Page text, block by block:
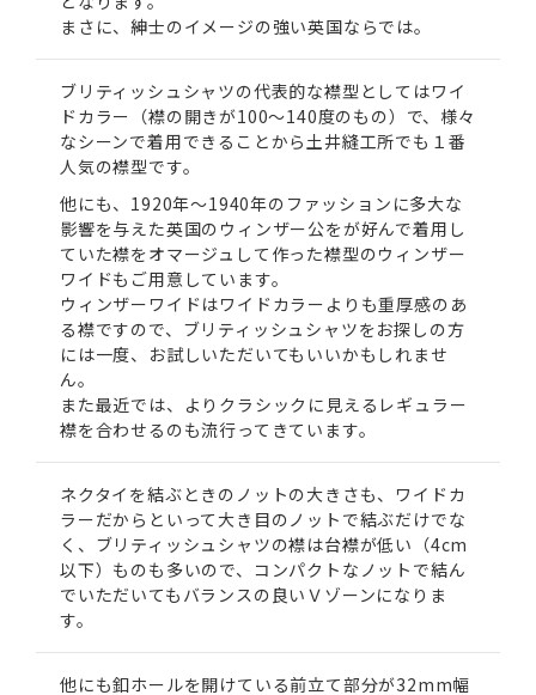
まさに、紳士のイメージの強い英国ならでは。
ブリティッシュシャツの代表的な襟型としてはワイ
ドカラー（襟の開きが100～140度のもの）で、様々
なシーンで着用できることから土井縫工所でも１番
人気の襟型です。
他にも、1920年～1940年のファッションに多大な
影響を与えた英国のウィンザー公をが好んで着用し
ていた襟をオマージュして作った襟型のウィンザー
ワイドもご用意しています。
ウィンザーワイドはワイドカラーよりも重厚感のあ
る襟ですので、ブリティッシュシャツをお探しの方
には一度、お試しいただいてもいいかもしれませ
ん。
また最近では、よりクラシックに見えるレギュラー
襟を合わせるのも流行ってきています。
ネクタイを結ぶときのノットの大きさも、ワイドカ
ラーだからといって大き目のノットで結ぶだけでな
く、ブリティッシュシャツの襟は台襟が低い（4cm
以下）ものも多いので、コンパクトなノットで結ん
でいただいてもバランスの良いＶゾーンになりま
す。
他にも釦ホールを開けている前立て部分が32mm幅